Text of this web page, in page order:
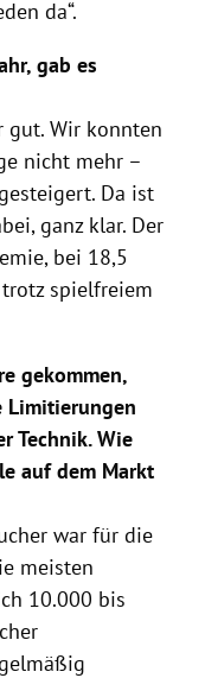
da“.
gab es
gut. Wir konnten
nicht mehr –
Da ist
ganz klar. Der
bei 18,5
spielfreiem
gekommen,
Limitierungen
Technik. Wie
auf dem Markt
war für die
meisten
10.000 bis